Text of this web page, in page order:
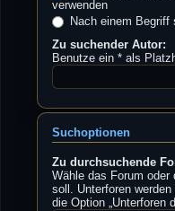
verwenden
Nach einem Begriff
Zu suchender Autor:
Benutze ein * als
Suchoptionen
Zu durchsuchende
Wähle das Forum
soll. Unterforen
die Option „Unterforen